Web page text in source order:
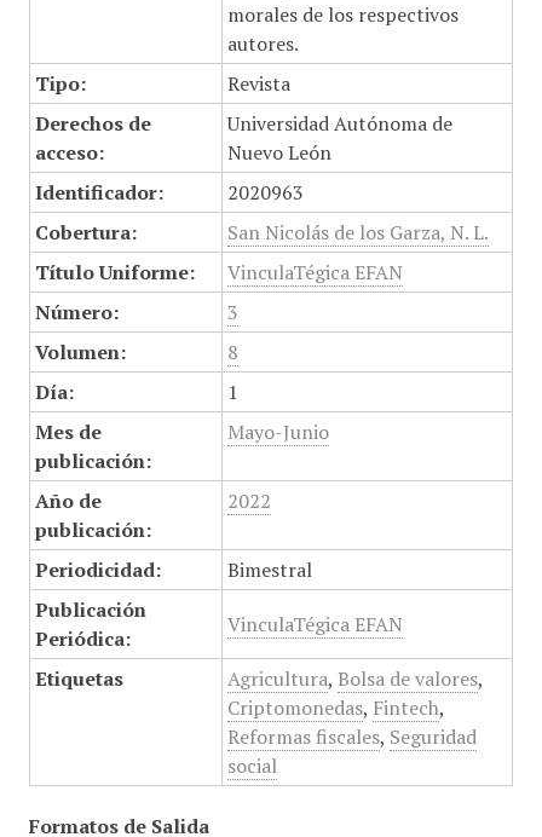
morales de los respectivos
autores.
Tipo:
Revista
Derechos de
acceso:
Universidad Autónoma de
Nuevo León
Identificador:
2020963
Cobertura:
San Nicolás de los Garza, N. L.
Título Uniforme:
VinculaTégica EFAN
Número:
3
Volumen:
8
Día:
1
Mes de
publicación:
Mayo-Junio
Año de
publicación:
2022
Periodicidad:
Bimestral
Publicación
Periódica:
VinculaTégica EFAN
Etiquetas Agricultura, Bolsa de valores,
Criptomonedas, Fintech,
Reformas fiscales, Seguridad
social
Formatos de Salida